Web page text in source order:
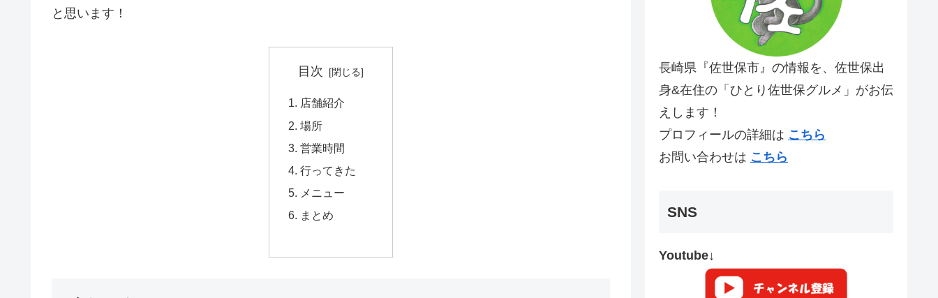
と思います！
目次
店舗紹介
場所
営業時間
行ってきた
メニュー
まとめ
長崎県『佐世保市』の情報を、佐世保出
身&在住の「ひとり佐世保グルメ」がお伝
えします！
プロフィールの詳細は こちら
お問い合わせは こちら
SNS
Youtube↓